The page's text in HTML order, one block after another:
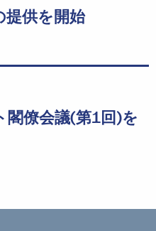
供を開始
僚会議(第1回)を